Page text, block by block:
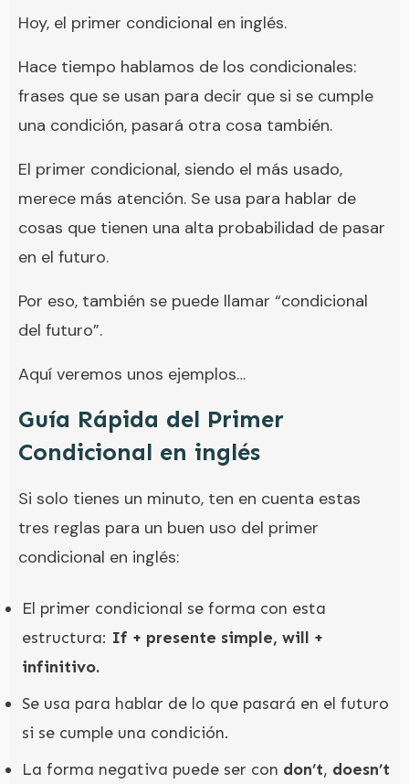
Hoy, el primer condicional en inglés.
Hace tiempo hablamos de los condicionales:
frases que se usan para decir que si se cumple
una condición, pasará otra cosa también.
El primer condicional, siendo el más usado,
merece más atención. Se usa para hablar de
cosas que tienen una alta probabilidad de pasar
en el futuro.
Por eso, también se puede llamar “condicional
del futuro”.
Aquí veremos unos ejemplos…
Guía Rápida del Primer
Condicional en inglés
Si solo tienes un minuto, ten en cuenta estas
tres reglas para un buen uso del primer
condicional en inglés:
El primer condicional se forma con esta
estructura: If + presente simple, will +
infinitivo.
Se usa para hablar de lo que pasará en el futuro
si se cumple una condición.
La forma negativa puede ser con don’t, doesn’t